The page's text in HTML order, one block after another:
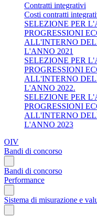
Contratti integrativi
Costi contratti
SELEZIONE PER
PROGRESSIONI
ALL'INTERNO
L'ANNO 2021
SELEZIONE PER
PROGRESSIONI
ALL'INTERNO
L'ANNO 2022.
SELEZIONE PER
PROGRESSIONI
ALL'INTERNO
L'ANNO 2023
OIV
Bandi di concorso
Bandi di concorso
Performance
Sistema di misurazione e